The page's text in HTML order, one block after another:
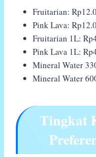
Fruitarian:
Pink Lava:
Fruitarian 1L:
Pink Lava 1L:
Mineral Water
Mineral Water
Tingkat